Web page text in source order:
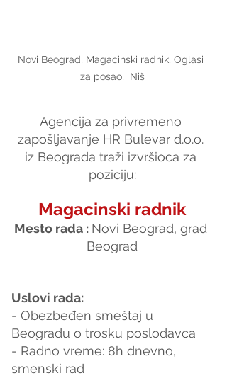
Novi Beograd, Magacinski radnik, Oglasi
za posao,  Niš
Agencija za privremeno
zapošljavanje HR Bulevar d.o.o.
iz Beograda traži izvršioca za
poziciju:
Magacinski radnik
Mesto rada : Novi Beograd, grad
Beograd
Uslovi rada:
- Obezbeđen smeštaj u
Beogradu o trosku poslodavca
- Radno vreme: 8h dnevno,
smenski rad